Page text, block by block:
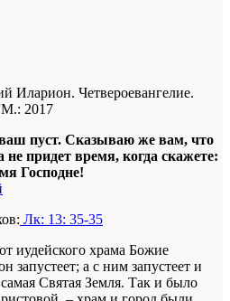
Иларион. Четвероевангелие.
М.: 2017
пуст. Сказываю же вам, что
придет время, когда скажете:
Господне!
Лк: 13: 35-35
иудейского храма Божие
запустеет; а с ним запустеет и
Святая Земля. Так и было